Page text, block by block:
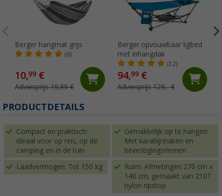
Berger hangmat grijs
(6)
10,99 €
Adviesprijs 19,99 €
Berger opvouwbaar ligbed
met inhangdak
(12)
94,99€
Adviesprijs 129,- €
PRODUCTDETAILS
Compact en praktisch:
ideaal voor op reis, op de
camping en in de tuin
Gemakkelijk op te hangen:
Met karabijnhaken en
bevestigingsriemen
Laadvermogen: Tot 150 kg
Ruim: Afmetingen 270 cm x
140 cm, gemaakt van 210T
nylon ripstop